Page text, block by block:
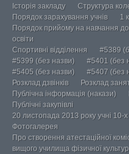
Історія закладу
Структура
Порядок зарахування учнів
1
Порядок прийому на навчання
освіти
Спортивні відділення
#5389
#5399 (без назви)
#5401 (без
#5405 (без назви)
#5407 (без
Розклад дзвінків
Розклад
Публічна інформація (накази)
Публічні закупівлі
20 листопада 2013 року учні 10-
Фотогалерея
Про створення атестаційної
вищого училища фізичної